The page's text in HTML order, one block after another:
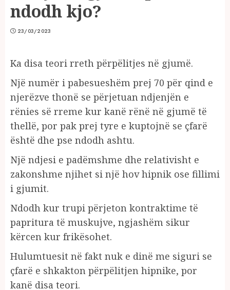
ndodh kjo?
23/03/2023
Ka disa teori rreth përpëlitjes në gjumë.
Një numër i pabesueshëm prej 70 për qind e
njerëzve thonë se përjetuan ndjenjën e
rënies së rreme kur kanë rënë në gjumë të
thellë, por pak prej tyre e kuptojnë se çfarë
është dhe pse ndodh ashtu.
Një ndjesi e padëmshme dhe relativisht e
zakonshme njihet si një hov hipnik ose fillimi
i gjumit.
Ndodh kur trupi përjeton kontraktime të
papritura të muskujve, ngjashëm sikur
kërcen kur frikësohet.
Hulumtuesit në fakt nuk e dinë me siguri se
çfarë e shkakton përpëlitjen hipnike, por
kanë disa teori.